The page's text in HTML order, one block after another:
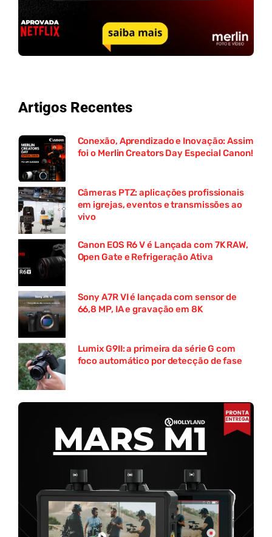
Artigos Recentes
Conexão, Aprendizado e Inovação: Assim
foi o Merlin Creators Day Especial Canon!
Câmeras PTZ: aplicações profissionais
em igrejas, eventos e transmissões ao
vivo
Canon EOS R6 V é Lançada com 7K RAW,
Open Gate e Refrigeração Ativa
Sony A7R VI é lançada com sensor de
66,8 MP, IA e gravação em 8K
Lumix G9II: a primeira da série G com
foco automático por detecção de fase